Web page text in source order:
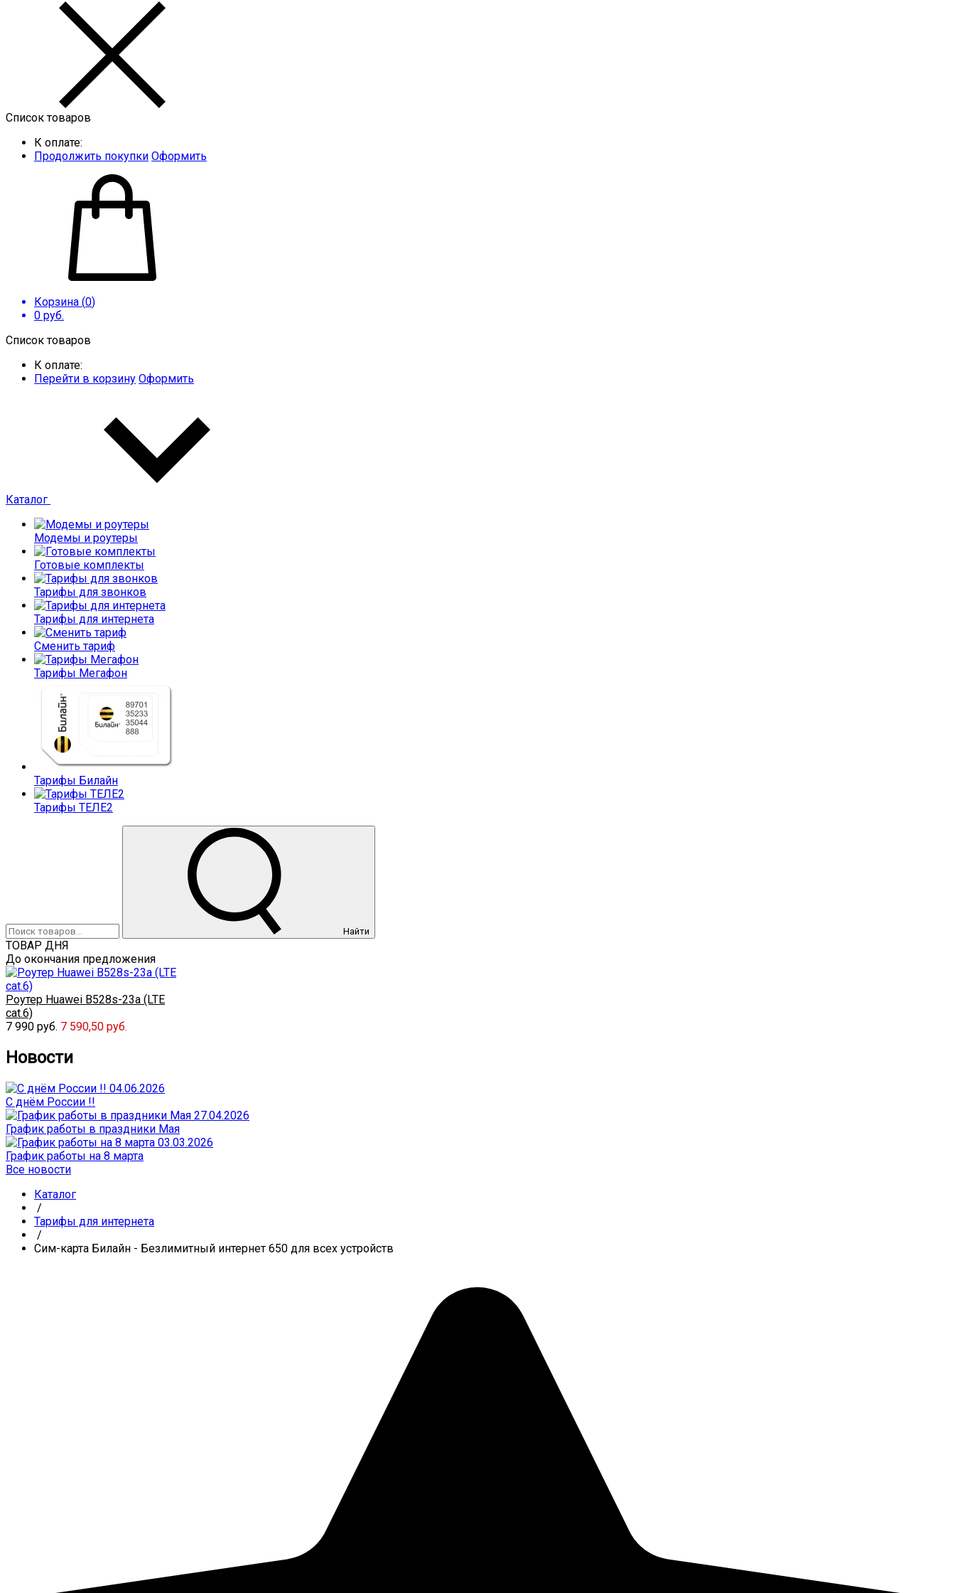
Список товаров
К оплате:
Продолжить покупки Оформить
Корзина (0)
0 руб.
Список товаров
К оплате:
Перейти в корзину Оформить
Каталог
Модемы и роутеры
Готовые комплекты
Тарифы для звонков
Тарифы для интернета
Сменить тариф
Тарифы Мегафон
Тарифы Билайн
Тарифы ТЕЛЕ2
Найти
ТОВАР ДНЯ
До окончания предложения
Роутер Huawei B528s-23a (LTE
cat.6)
7 990 руб. 7 590,50 руб.
Новости
04.06.2026
С днём России !!
27.04.2026
График работы в праздники Мая
03.03.2026
График работы на 8 марта
Все новости
Каталог
/
Тарифы для интернета
/
Сим-карта Билайн - Безлимитный интернет 650 для всех устройств